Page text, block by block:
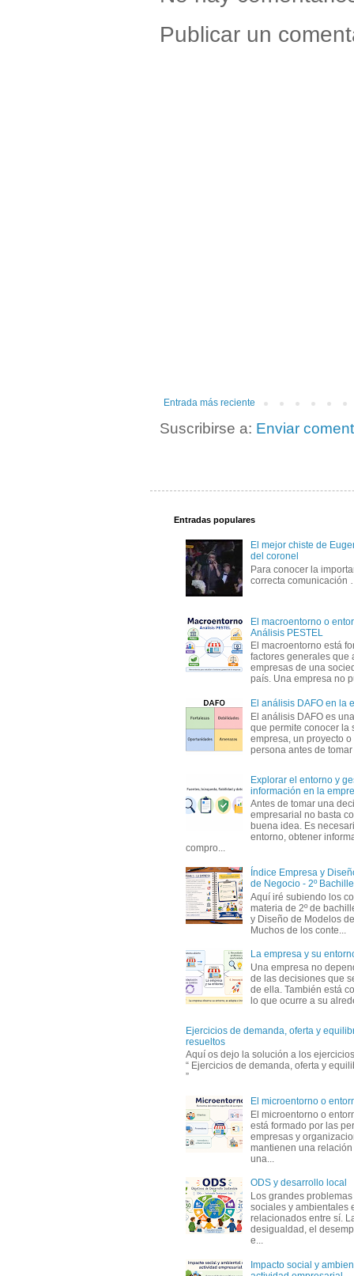
Publicar un
Entrada más reciente
Suscribirse a: Enviar
Entradas populares
El mejor chiste de
del coronel
Para conocer la
correcta
El macroentorno o
Análisis PESTEL
El macroentorno está
factores generales que
empresas de una
país. Una empresa no
El análisis DAFO en la
El análisis DAFO es
que permite conocer la
empresa, un proyecto
persona antes de
Explorar el entorno y
información en la
Antes de tomar una
empresarial no basta
buena idea. Es
entorno, obtener
compro...
Índice Empresa y
de Negocio - 2º
Aquí iré subiendo los
materia de 2º de
y Diseño de Modelos
Muchos de los conte...
La empresa y su
Una empresa no
de las decisiones que
de ella. También está
lo que ocurre a su
Ejercicios de demanda, oferta y
resueltos
Aquí os dejo la solución a los
“ Ejercicios de demanda, oferta y
”
El microentorno o
El microentorno o
está formado por las
empresas y
mantienen una
una...
ODS y desarrollo local
Los grandes
sociales y ambientales
relacionados entre sí.
desigualdad, el
e...
Impacto social y